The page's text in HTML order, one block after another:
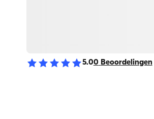
5.00 Beoordelingen